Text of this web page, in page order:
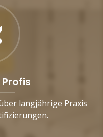
langjährige Praxis